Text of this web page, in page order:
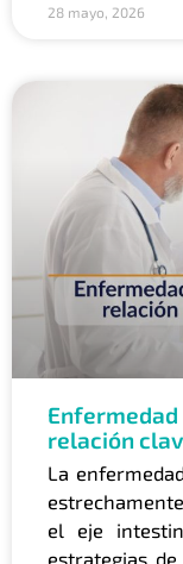
28 mayo, 2026
relación
La
el eje
estrategias